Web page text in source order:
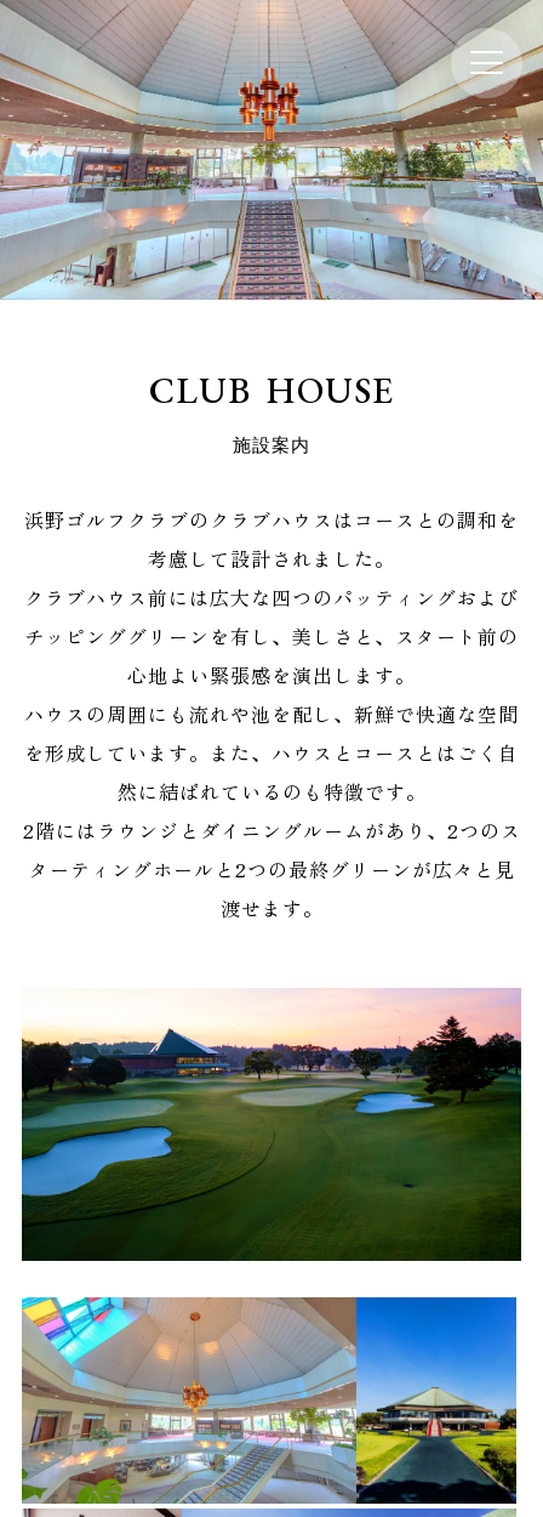
CLUB HOUSE
施設案内
浜野ゴルフクラブのクラブハウスはコースとの調和を
考慮して設計されました。
クラブハウス前には広大な四つのパッティングおよび
チッピンググリーンを有し、美しさと、スタート前の
心地よい緊張感を演出します。
ハウスの周囲にも流れや池を配し、新鮮で快適な空間
を形成しています。また、ハウスとコースとはごく自
然に結ばれているのも特徴です。
2階にはラウンジとダイニングルームがあり、2つのス
ターティングホールと2つの最終グリーンが広々と見
渡せます。